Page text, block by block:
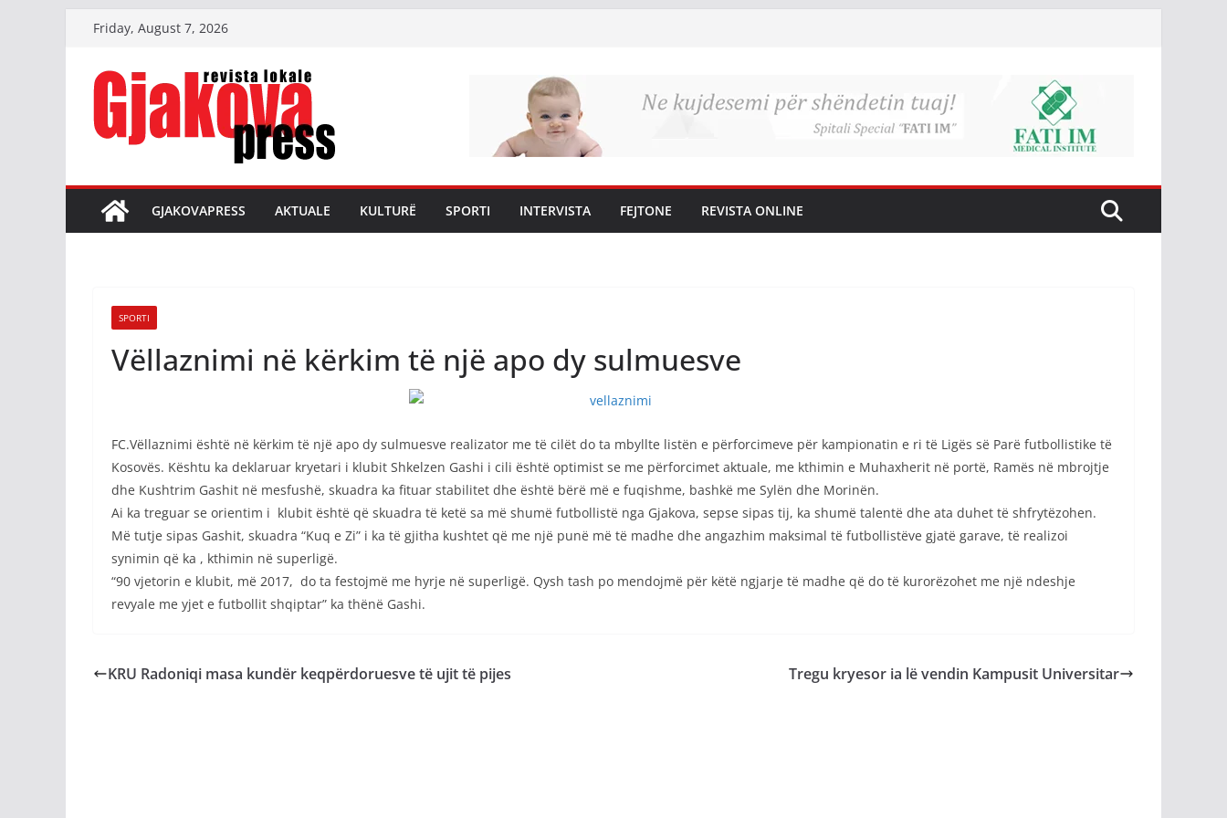
content
Friday, August 7, 2026
GJAKOVAPRESS AKTUALE KULTURË SPORTI INTERVISTA FEJTONE REVISTA ONLINE
SPORTI
Vëllaznimi në kërkim të një apo dy sulmuesve
FC.Vëllaznimi është në kërkim të një apo dy sulmuesve realizator me të cilët do ta mbyllte listën e përforcimeve për kampionatin e ri të Ligës së Parë futbollistike të
Kosovës. Kështu ka deklaruar kryetari i klubit Shkelzen Gashi i cili është optimist se me përforcimet aktuale, me kthimin e Muhaxherit në portë, Ramës në mbrojtje
dhe Kushtrim Gashit në mesfushë, skuadra ka fituar stabilitet dhe është bërë më e fuqishme, bashkë me Sylën dhe Morinën.
Ai ka treguar se orientim i klubit është që skuadra të ketë sa më shumë futbollistë nga Gjakova, sepse sipas tij, ka shumë talentë dhe ata duhet të shfrytëzohen.
Më tutje sipas Gashit, skuadra “Kuq e Zi” i ka të gjitha kushtet që me një punë më të madhe dhe angazhim maksimal të futbollistëve gjatë garave, të realizoi
synimin që ka , kthimin në superligë.
“90 vjetorin e klubit, më 2017, do ta festojmë me hyrje në superligë. Qysh tash po mendojmë për këtë ngjarje të madhe që do të kurorëzohet me një ndeshje
revyale me yjet e futbollit shqiptar” ka thënë Gashi.
KRU Radoniqi masa kundër keqpërdoruesve të ujit të pijes Tregu kryesor ia lë vendin Kampusit Universitar